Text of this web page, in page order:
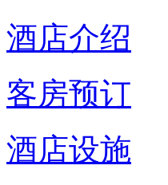
酒店介绍
客房预订
酒店设施